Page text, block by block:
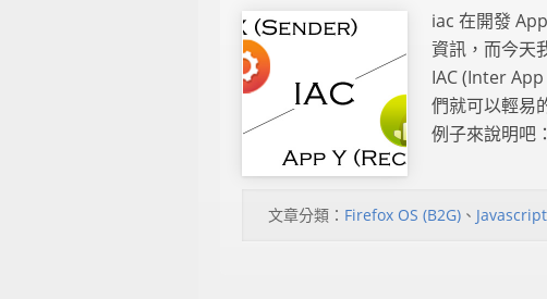
iac 在開發
資訊，而今天
IAC (Inter
們就可以輕易
例子來說明吧
文章分類： Firefox OS (B2G) 、 Javascript